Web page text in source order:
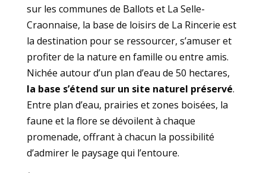
sur les communes de Ballots et La Selle-
Craonnaise, la base de loisirs de La Rincerie est
la destination pour se ressourcer, s’amuser et
profiter de la nature en famille ou entre amis.
Nichée autour d’un plan d’eau de 50 hectares,
la base s’étend sur un site naturel préservé.
Entre plan d’eau, prairies et zones boisées, la
faune et la flore se dévoilent à chaque
promenade, offrant à chacun la possibilité
d’admirer le paysage qui l’entoure.